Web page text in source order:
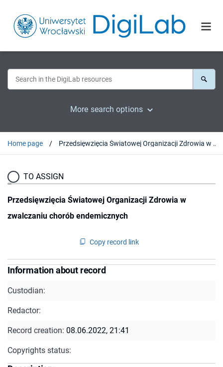
More search options
Home page Przedsięwzięcia Światowej Organizacji Zdrowia w zwalczaniu chorób endemicznych
TO ASSIGN
Przedsięwzięcia Światowej Organizacji Zdrowia w
zwalczaniu chorób endemicznych
Copy record link
Information about record
Custodian:
Redactor:
Record creation: 08.06.2022, 21:41
Copyrights status: